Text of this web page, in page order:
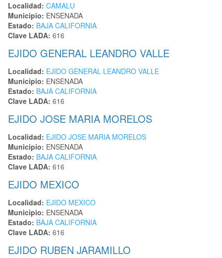
Localidad: CAMALU
Municipio: ENSENADA
Estado: BAJA CALIFORNIA
Clave LADA: 616
EJIDO GENERAL LEANDRO VALLE
Localidad: EJIDO GENERAL LEANDRO VALLE
Municipio: ENSENADA
Estado: BAJA CALIFORNIA
Clave LADA: 616
EJIDO JOSE MARIA MORELOS
Localidad: EJIDO JOSE MARIA MORELOS
Municipio: ENSENADA
Estado: BAJA CALIFORNIA
Clave LADA: 616
EJIDO MEXICO
Localidad: EJIDO MEXICO
Municipio: ENSENADA
Estado: BAJA CALIFORNIA
Clave LADA: 616
EJIDO RUBEN JARAMILLO